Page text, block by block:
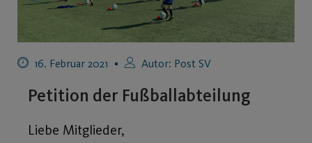
16. Februar 2021 Autor: Post SV
Petition der Fußballabteilung
Liebe Mitglieder,